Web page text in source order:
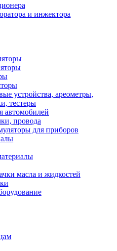
и инжектора
устройства, ареометры,
тестеры
автомобилей
провода
для приборов
масла и жидкостей